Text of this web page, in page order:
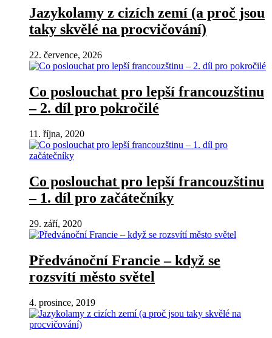
Jazykolamy z cizích zemí (a proč jsou
taky skvělé na procvičování)
22. července, 2026
Co poslouchat pro lepší francouzštinu
– 2. díl pro pokročilé
11. října, 2020
Co poslouchat pro lepší francouzštinu
– 1. díl pro začátečníky
29. září, 2020
Předvánoční Francie – když se
rozsvítí město světel
4. prosince, 2019